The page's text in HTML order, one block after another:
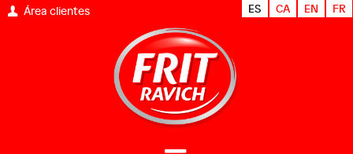
Área clientes ES CA EN FR